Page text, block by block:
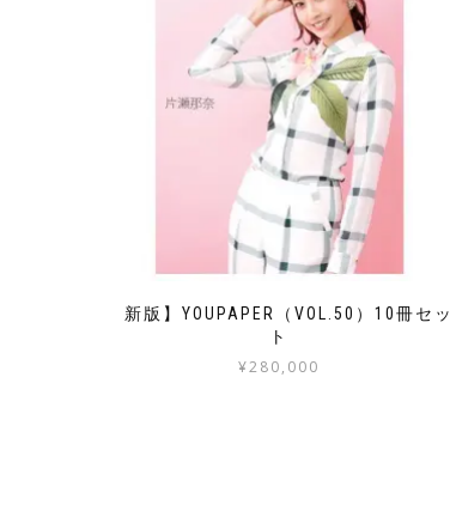
【新版】YOUPAPER（VOL.50）10冊セッ
ト
¥280,000